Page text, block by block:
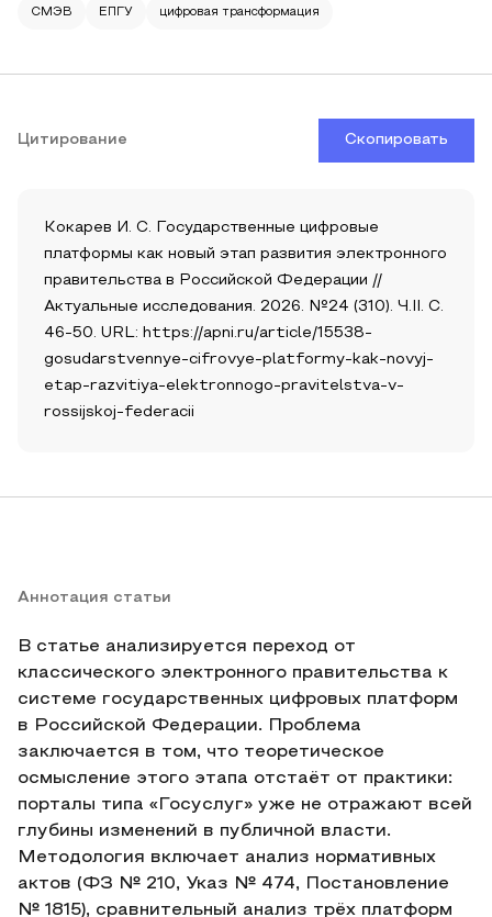
СМЭВ ЕПГУ цифровая трансформация
Цитирование Скопировать
Кокарев И. С. Государственные цифровые
платформы как новый этап развития электронного
правительства в Российской Федерации //
Актуальные исследования. 2026. №24 (310). Ч.II. С.
46-50. URL: https://apni.ru/article/15538-
gosudarstvennye-cifrovye-platformy-kak-novyj-
etap-razvitiya-elektronnogo-pravitelstva-v-
rossijskoj-federacii
Аннотация статьи
В статье анализируется переход от
классического электронного правительства к
системе государственных цифровых платформ
в Российской Федерации. Проблема
заключается в том, что теоретическое
осмысление этого этапа отстаёт от практики:
порталы типа «Госуслуг» уже не отражают всей
глубины изменений в публичной власти.
Методология включает анализ нормативных
актов (ФЗ № 210, Указ № 474, Постановление
№ 1815), сравнительный анализ трёх платформ